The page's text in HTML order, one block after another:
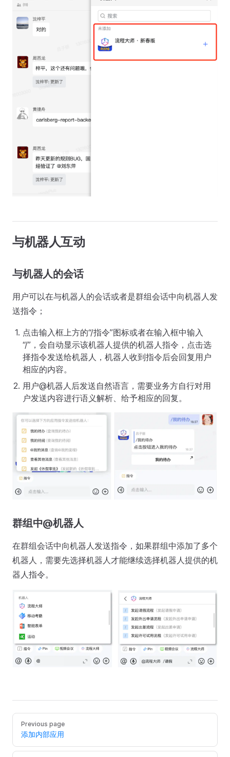
与机器人互动
与机器人的会话
用户可以在与机器人的会话或者是群组会话中向机器人发
送指令；
点击输入框上方的“/指令”图标或者在输入框中输入
“/”，会自动显示该机器人提供的机器人指令，点击选
择指令发送给机器人，机器人收到指令后会回复用户
相应的内容。
用户@机器人后发送自然语言，需要业务方自行对用
户发送内容进行语义解析、给予相应的回复。
群组中@机器人
在群组会话中向机器人发送指令，如果群组中添加了多个
机器人，需要先选择机器人才能继续选择机器人提供的机
器人指令。
Previous page
添加内部应用